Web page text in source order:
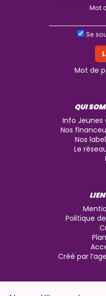
Mot
Se
Mot de
QUI
Info Jeunes
Nos
Nos
Le
Politique
Créé par